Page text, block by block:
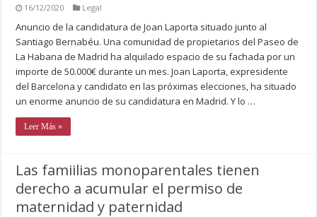
16/12/2020 Legal
Anuncio de la candidatura de Joan Laporta situado junto al
Santiago Bernabéu. Una comunidad de propietarios del Paseo de
La Habana de Madrid ha alquilado espacio de su fachada por un
importe de 50.000€ durante un mes. Joan Laporta, expresidente
del Barcelona y candidato en las próximas elecciones, ha situado
un enorme anuncio de su candidatura en Madrid. Y lo …
Leer Más »
Las famiilias monoparentales tienen
derecho a acumular el permiso de
maternidad y paternidad